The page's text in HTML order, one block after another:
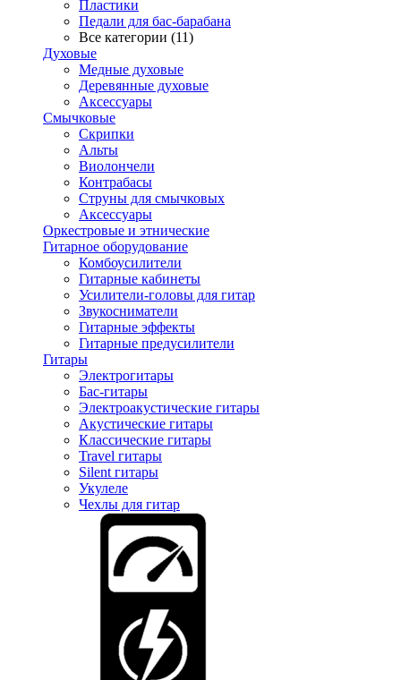
Пластики
Педали для бас-барабана
Все категории (11)
Духовые
Медные духовые
Деревянные духовые
Аксессуары
Смычковые
Скрипки
Альты
Виолончели
Контрабасы
Струны для смычковых
Аксеcсуары
Оркестровые и этнические
Гитарное оборудование
Комбоусилители
Гитарные кабинеты
Усилители-головы для гитар
Звукосниматели
Гитарные эффекты
Гитарные предусилители
Гитары
Электрогитары
Бас-гитары
Электроакустические гитары
Акустические гитары
Классические гитары
Travel гитары
Silent гитары
Укулеле
Чехлы для гитар